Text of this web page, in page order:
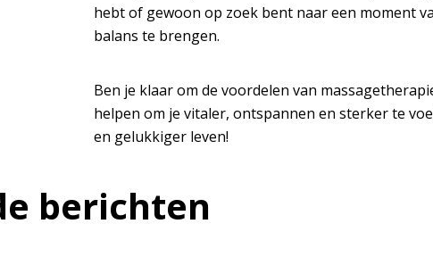
hebt of gewoon op zoek bent naar een moment
balans te brengen.
Ben je klaar om de voordelen van
helpen om je vitaler, ontspannen en sterker te
en gelukkiger leven!
berichten